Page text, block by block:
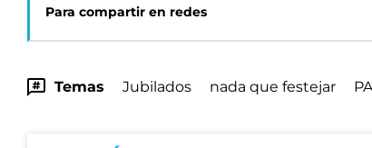
Para compartir en redes
Temas Jubilados nada que festejar